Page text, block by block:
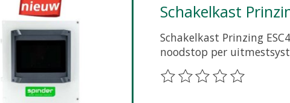
Schakelkast
Schakelkast Prinzing
noodstop per
De beoordeling van dit